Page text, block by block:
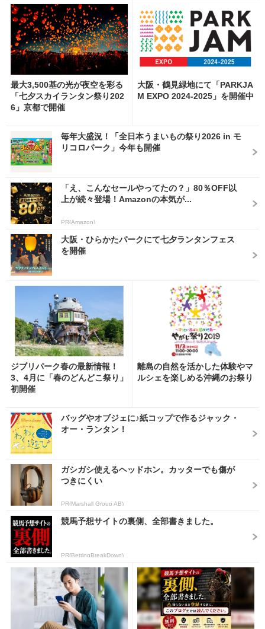
最大3,500基の光が夜空を彩る
「七夕スカイランタン祭り202
6」京都で開催
大阪・鶴見緑地にて「PARKJA
M EXPO 2024-2025」を開催中
毎年大盛況！「全日本うまいもの祭り2026 in モ
リコロパーク」今年も開催
「え、こんなセールやってたの？」80％OFF以
上が続々登場！Amazonの本気が...
PR(Amazon)
大阪・ひらかたパークにて七夕ランタンフェス
を開催
ジブリパーク春の最新情報！
3、4月に「春のどんどこ祭り」
初開催
離島の自然を活かした体験やマ
ルシェを楽しめる沖縄のお祭り
バッグやオブジェに♪紙コップで作るジャック・
オー・ランタン！
ガシガシ使えるヘッドホン。カッターでも傷が
つきにくい
PR(Marshall Group AB)
競馬予想サイトの裏側、全部書きました。
PR(BettingBreakDown)